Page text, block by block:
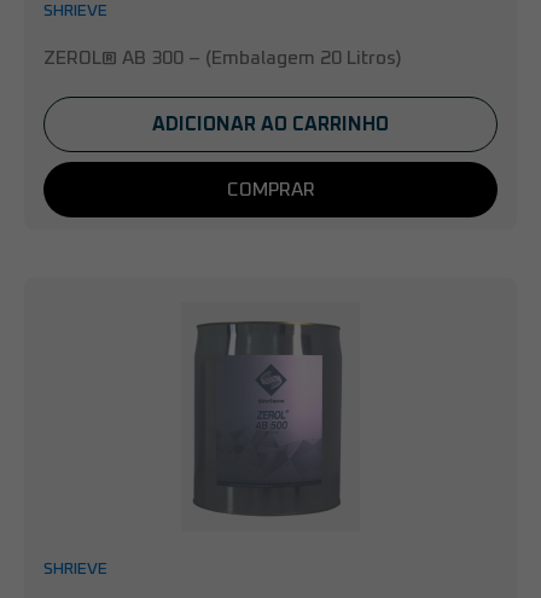
SHRIEVE
ZEROL® AB 300 – (Embalagem 20 Litros)
ADICIONAR AO CARRINHO
COMPRAR
SHRIEVE